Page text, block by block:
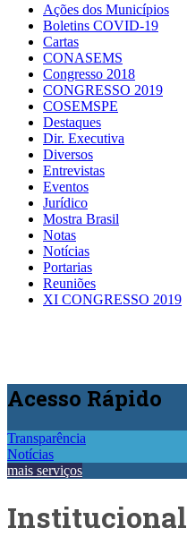
Ações dos Municípios
Boletins COVID-19
Cartas
CONASEMS
Congresso 2018
CONGRESSO 2019
COSEMSPE
Destaques
Dir. Executiva
Diversos
Entrevistas
Eventos
Jurídico
Mostra Brasil
Notas
Notícias
Portarias
Reuniões
XI CONGRESSO 2019
Acesso Rápido
Transparência
Notícias
mais serviços
Institucional